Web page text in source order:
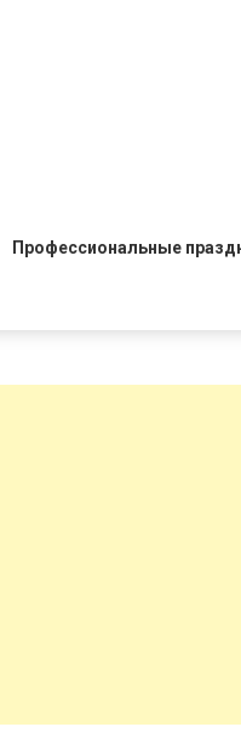
Профессиональные